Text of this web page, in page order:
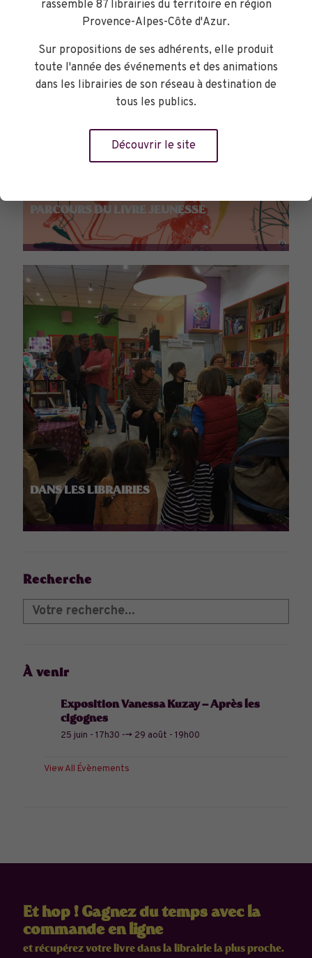
PARCOURS DU LIVRE JEUNESSE
DANS LES LIBRAIRIES
Recherche
À venir
Exposition Vanessa Kuzay – Après les
cigognes
25 juin - 17h30 --> 29 août - 19h00
View All Évènements
Et hop ! Gagnez du temps avec la
commande en ligne
et récupérez votre livre dans la librairie la plus proche.
rassemble 87 librairies du territoire en région
Provence-Alpes-Côte d'Azur.
Sur propositions de ses adhérents, elle produit
toute l'année des événements et des animations
dans les librairies de son réseau à destination de
tous les publics.
Découvrir le site